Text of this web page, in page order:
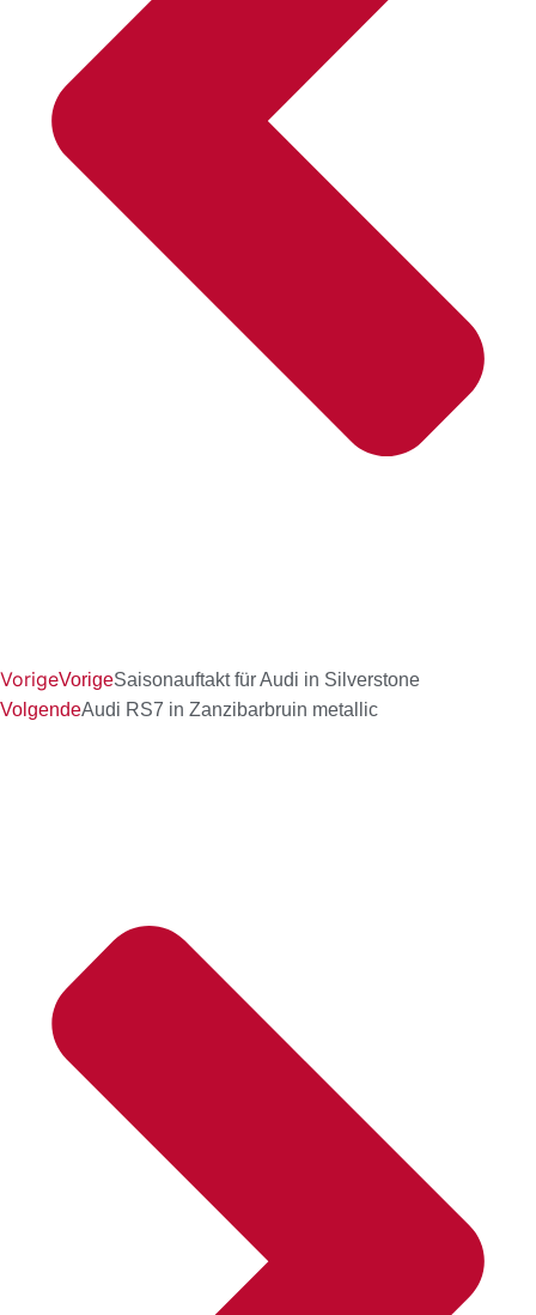
VorigeVorigeSaisonauftakt für Audi in Silverstone
VolgendeAudi RS7 in Zanzibarbruin metallic